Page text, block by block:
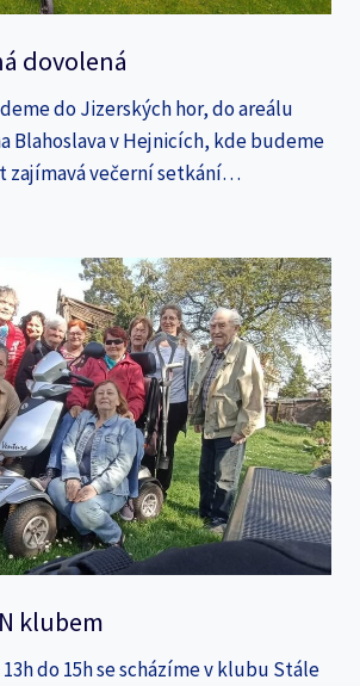
dovolená
do Jizerských hor, do areálu
Blahoslava v Hejnicích, kde budeme
zajímavá večerní setkání…
klubem
do 15h se scházíme v klubu Stále